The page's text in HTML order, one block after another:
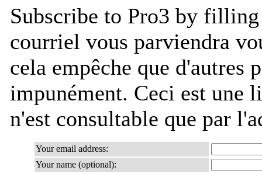
Subscribe to Pro3 by
courriel vous parviendra
cela empêche que d'autres
impunément. Ceci est une
n'est consultable que par
Your email address:
Your name (optional):